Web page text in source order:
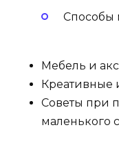
Способы
Мебель и
Креативные
Советы при
маленького